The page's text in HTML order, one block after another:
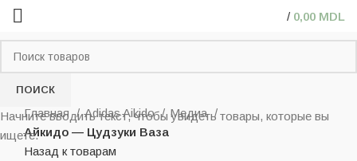
/ 0,00 MDL
Нажмите, чтобы увеличить
Главная
Adidas Aikido
Медиа
Айкидо — Цудзуки Ваза
Назад к товарам
ПОИСК
Начните вводить текст, чтобы увидеть товары, которые вы
ищете.